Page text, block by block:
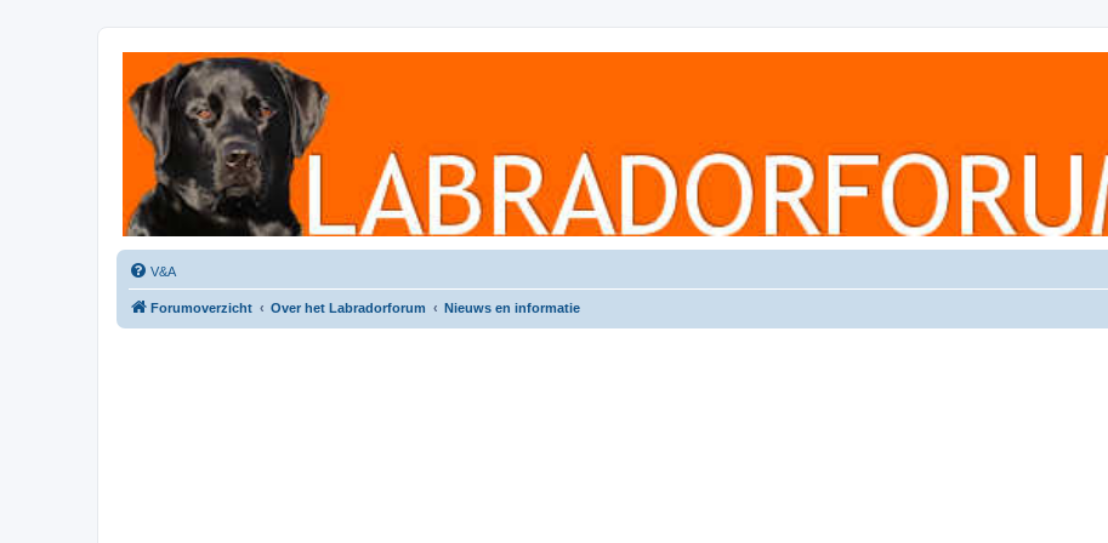
Labradorforum
Het gezelligste Labradorforum van Nederland en België!
V&A
Forumoverzicht Over het Labradorforum Nieuws en informatie